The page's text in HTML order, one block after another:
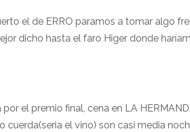
el de ERRO paramos a tomar algo
dicho hasta el faro Higer donde
el premio final, cena en LA
el vino) son casi media